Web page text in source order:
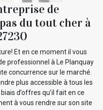
de
du tout cher à
Et en ce moment il vous
professionnel à Le Planquay
concurrence sur le marché.
plus accessible à tous les
d’offres qu’il fait en ce
à vous rendre sur son site